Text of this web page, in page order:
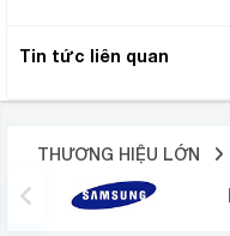
Tin tức liên quan
THƯƠNG HIỆU LỚN